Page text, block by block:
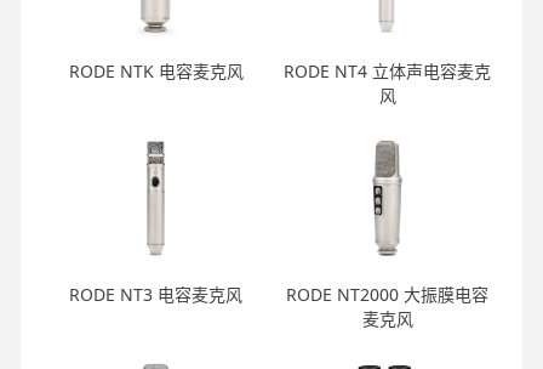
RODE NTK 电容麦克风
RODE NT4 立体声电容麦克
风
RODE NT3 电容麦克风
RODE NT2000 大振膜电容
麦克风